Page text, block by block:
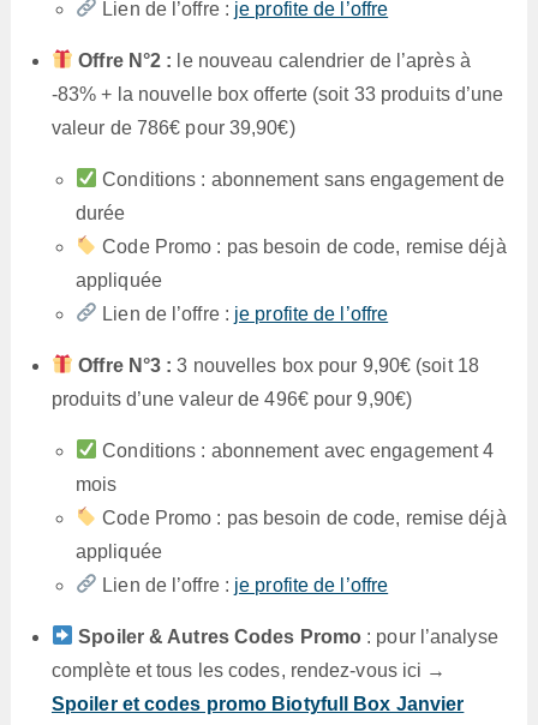
Lien de l’offre : je profite de l’offre
Offre N°2 : le nouveau calendrier de l’après à
-83% + la nouvelle box offerte (soit 33 produits d’une
valeur de 786€ pour 39,90€)
Conditions : abonnement sans engagement de
durée
Code Promo : pas besoin de code, remise déjà
appliquée
Lien de l’offre : je profite de l’offre
Offre N°3 : 3 nouvelles box pour 9,90€ (soit 18
produits d’une valeur de 496€ pour 9,90€)
Conditions : abonnement avec engagement 4
mois
Code Promo : pas besoin de code, remise déjà
appliquée
Lien de l’offre : je profite de l’offre
Spoiler & Autres Codes Promo : pour l’analyse
complète et tous les codes, rendez-vous ici →
Spoiler et codes promo Biotyfull Box Janvier